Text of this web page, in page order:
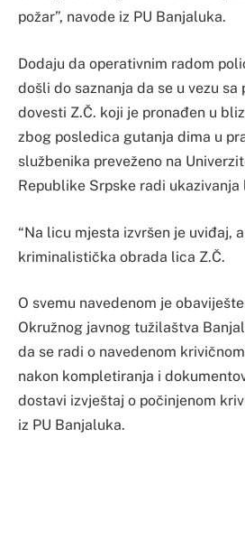
požar”, navode iz PU Banjaluka.
Dodaju da operativnim radom
došli do saznanja da se u vezu sa
dovesti Z.Č. koji je pronađen u
zbog posledica gutanja dima u
službenika preveženo na
Republike Srpske radi
“Na licu mjesta izvršen je uviđaj,
kriminalistička obrada lica Z.Č.
O svemu navedenom je
Okružnog javnog tužilaštva
da se radi o navedenom
nakon kompletiranja i
dostavi izvještaj o počinjenom
iz PU Banjaluka.